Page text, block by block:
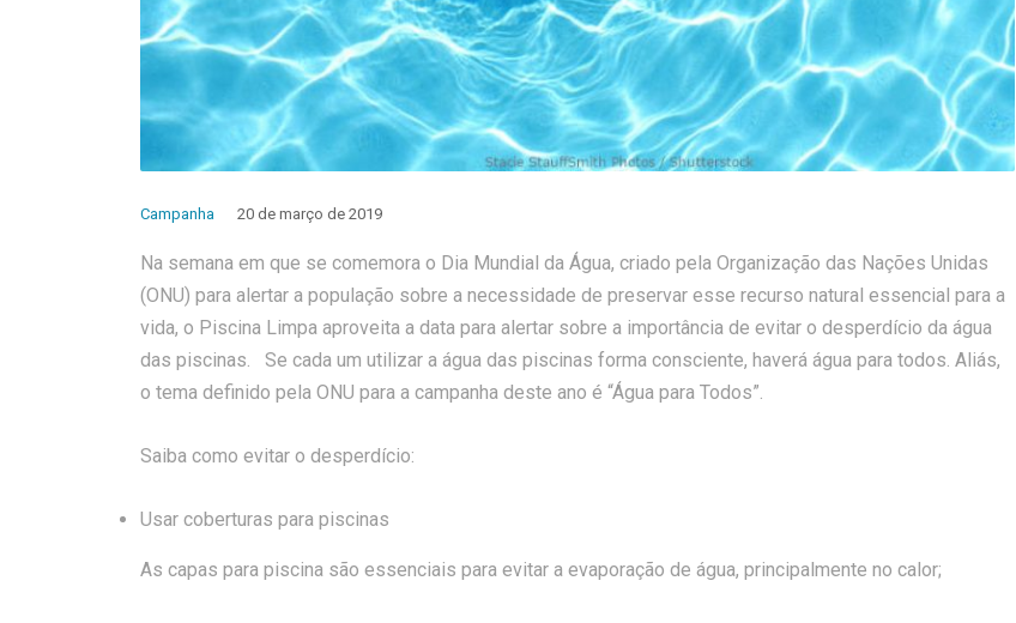
Campanha 20 de março de 2019
Na semana em que se comemora o Dia Mundial da Água, criado pela Organização das Nações Unidas
(ONU) para alertar a população sobre a necessidade de preservar esse recurso natural essencial para a
vida, o Piscina Limpa aproveita a data para alertar sobre a importância de evitar o desperdício da água
das piscinas. Se cada um utilizar a água das piscinas forma consciente, haverá água para todos. Aliás,
o tema definido pela ONU para a campanha deste ano é “Água para Todos”.
Saiba como evitar o desperdício:
Usar coberturas para piscinas
As capas para piscina são essenciais para evitar a evaporação de água, principalmente no calor;